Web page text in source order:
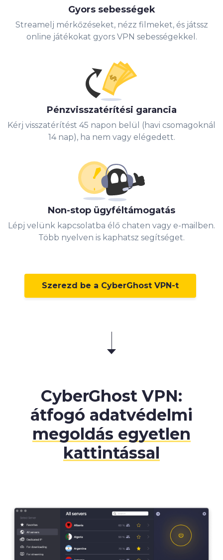
Gyors sebességek
Streamelj mérkőzéseket, nézz filmeket, és játssz
online játékokat gyors VPN sebességekkel.
Pénzvisszatérítési garancia
Kérj visszatérítést 45 napon belül (havi csomagoknál
14 nap), ha nem vagy elégedett.
Non-stop ügyféltámogatás
Lépj velünk kapcsolatba élő chaten vagy e-mailben.
Több nyelven is kaphatsz segítséget.
Szerezd be a CyberGhost VPN-t
CyberGhost VPN:
átfogó adatvédelmi
megoldás egyetlen
kattintással